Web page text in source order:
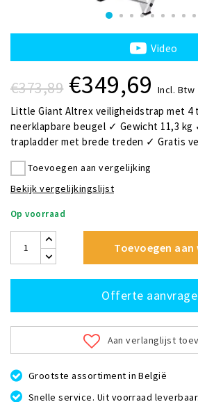
Video
€373,89 €349,69 Incl. Btw
Little Giant Altrex veiligheidstrap met 4
neerklapbare beugel ✓ Gewicht 11,3
trapladder met brede treden ✓ Gratis
Toevoegen aan vergelijking
Bekijk vergelijkingslijst
Op voorraad
Toevoegen
Offerte
Aan verlanglijst
Grootste assortiment in België
Snelle service. Uit voorraad leverbaar.